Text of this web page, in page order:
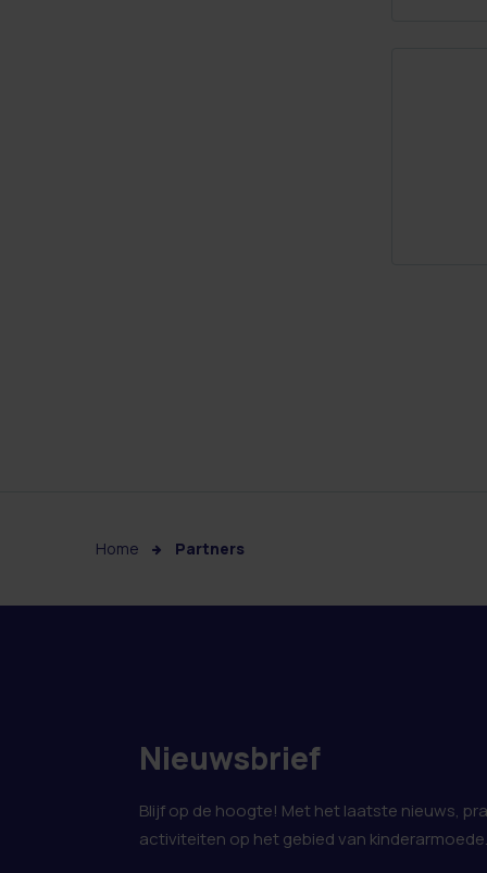
Home Partners
Nieuwsbrief
Blijf op de hoogte! Met het laatste nieuws,
activiteiten op het gebied van kinderarmoede.